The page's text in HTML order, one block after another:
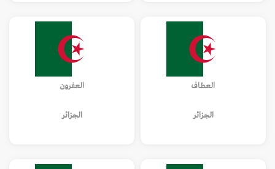
العطاف
الجزائر
العفرون
الجزائر